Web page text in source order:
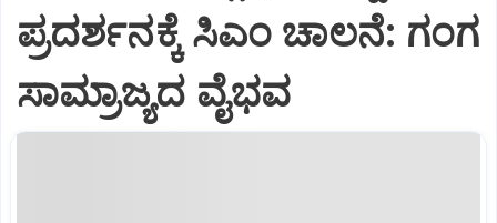
ಪ್ರದರ್ಶನಕ್ಕೆ ಸಿಎಂ ಚಾಲನೆ: ಗಂಗ
ಸಾಮ್ರಾಜ್ಯದ ವೈಭವ